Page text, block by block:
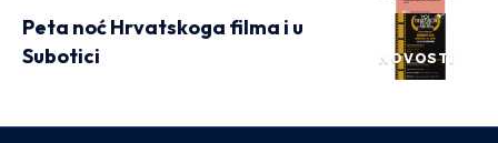
NOVOSTI
Peta noć Hrvatskoga filma i u
Subotici